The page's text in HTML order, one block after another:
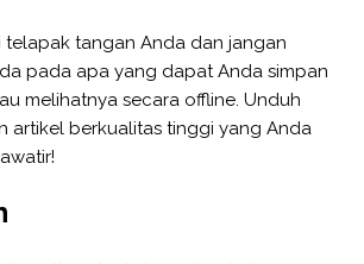
telapak tangan Anda dan jangan
pada apa yang dapat Anda simpan
melihatnya secara offline. Unduh
artikel berkualitas tinggi yang Anda